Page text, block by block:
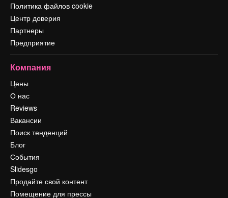
Политика файлов cookie
Центр доверия
Партнеры
Предприятие
Компания
Цены
О нас
Reviews
Вакансии
Поиск тенденций
Блог
События
Slidesgo
Продайте свой контент
Помещение для прессы